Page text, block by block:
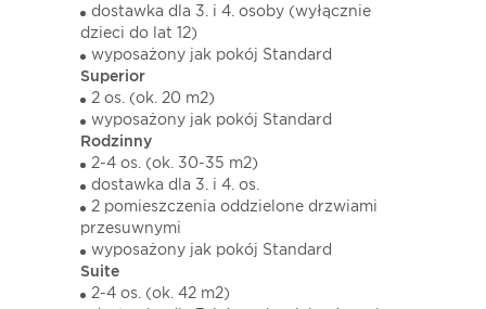
dostawka dla 3. i 4. osoby (wyłącznie
dzieci do lat 12)
wyposażony jak pokój Standard
Superior
2 os. (ok. 20 m2)
wyposażony jak pokój Standard
Rodzinny
2-4 os. (ok. 30-35 m2)
dostawka dla 3. i 4. os.
2 pomieszczenia oddzielone drzwiami
przesuwnymi
wyposażony jak pokój Standard
Suite
2-4 os. (ok. 42 m2)